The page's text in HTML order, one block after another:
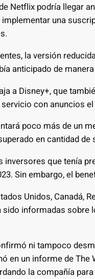
Netflix podría llegar
una
la versión
anticipado de
a Disney+, que
con anuncios
poco más de un
en cantidad de
inversores que tenía
Sin embargo, el
Unidos, Canadá,
informadas sobre
ni tampoco
en un informe de The
la compañía